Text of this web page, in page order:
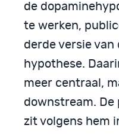
de
te werken,
derde versie
hypothese.
meer centraal,
downstream.
zit volgens hem